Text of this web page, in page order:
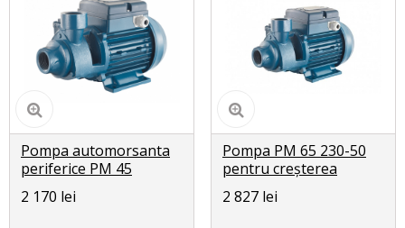
Pompa automorsanta
periferice PM 45
2 170 lei
Pompa PM 65 230-50
pentru creșterea
presiunii
2 827 lei